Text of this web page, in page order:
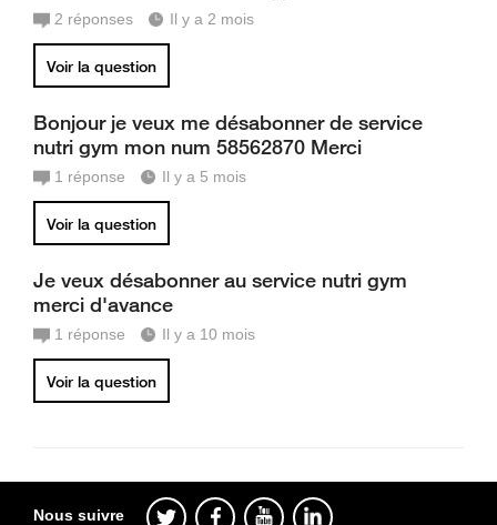
2 réponses Il y a 2 mois
Voir la question
Bonjour je veux me désabonner de service
nutri gym mon num 58562870 Merci
1 réponse Il y a 5 mois
Voir la question
Je veux désabonner au service nutri gym
merci d'avance
1 réponse Il y a 10 mois
Voir la question
Nous suivre